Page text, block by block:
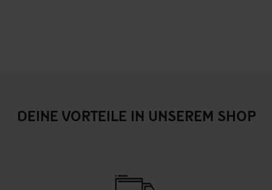
DEINE VORTEILE IN UNSEREM SHOP